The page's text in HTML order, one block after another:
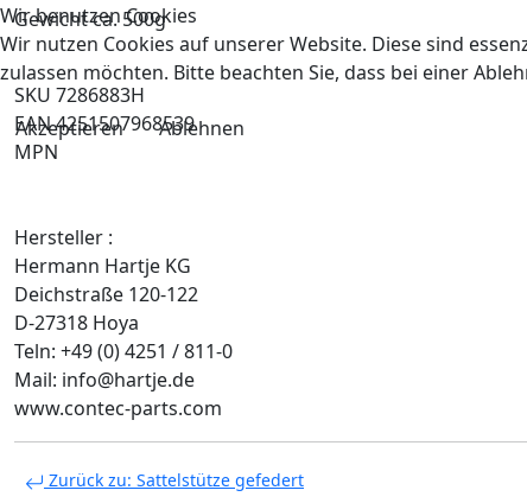
Gewicht ca. 500g
SKU 7286883H
EAN 4251507968539
MPN
Hersteller :
Hermann Hartje KG
Deichstraße 120-122
D-27318 Hoya
Teln: +49 (0) 4251 / 811-0
Mail: info@hartje.de
www.contec-parts.com
Zurück zu: Sattelstütze gefedert
Wir benutzen Cookies
Wir nutzen Cookies auf unserer Website. Diese sind
zulassen möchten. Bitte beachten Sie, dass bei einer
Akzeptieren
Ablehnen